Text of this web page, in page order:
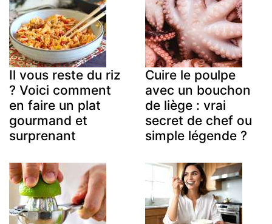
Il vous reste du riz
? Voici comment
en faire un plat
gourmand et
surprenant
Cuire le poulpe
avec un bouchon
de liège : vrai
secret de chef ou
simple légende ?